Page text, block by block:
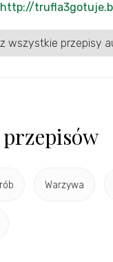
http://
wszystkie przepisy
Warzywa